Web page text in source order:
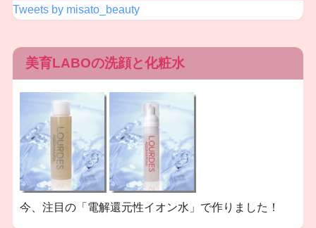
Tweets by misato_beauty
美育LABOの洗顔と化粧水
今、注目の「電解還元性イオン水」で作りました！